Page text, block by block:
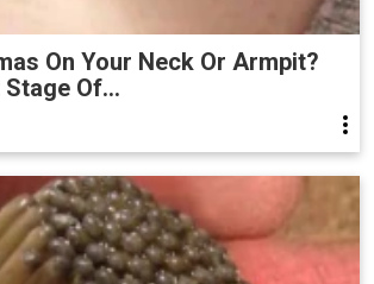
On Your Neck Or Armpit?
Of...